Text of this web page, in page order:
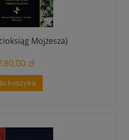
Mojżesza)
180,00 zł
koszyka